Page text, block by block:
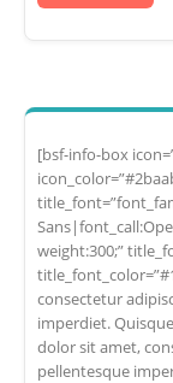
[bsf-info-box
weight:300;”
consectetur
imperdiet.
dolor sit amet,
pellentesque